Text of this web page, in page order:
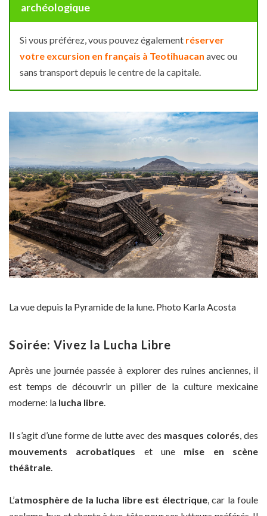
archéologique
Si vous préférez, vous pouvez également réserver
votre excursion en français à Teotihuacan avec ou
sans transport depuis le centre de la capitale.
La vue depuis la Pyramide de la lune. Photo Karla Acosta
Soirée: Vivez la Lucha Libre
Après une journée passée à explorer des ruines anciennes, il
est temps de découvrir un pilier de la culture mexicaine
moderne: la lucha libre.
Il s’agit d’une forme de lutte avec des masques colorés , des
mouvements acrobatiques et une mise en scène
théâtrale
L’atmosphère de la lucha libre est électrique, car la foule